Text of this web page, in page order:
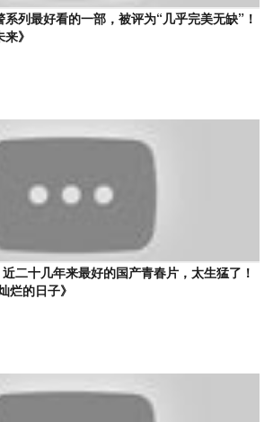
系列最好看的一部，被评为“几乎完美无缺”！
》
近二十几年来最好的国产青春片，太生猛了！
烂的日子》